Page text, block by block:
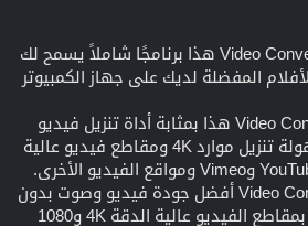
يعد برنامج Video Converter Ultimate هذا برنامجًا شاملاً يسمح لك
المفضلة لديك على جهاز الكمبيوتر
يمكنك أيضًا اعتبار Video Converter هذا بمثابة أداة تنزيل فيديو
بدقة 4K لأنه يمكنه بسهولة تنزيل موارد 4K ومقاطع فيديو عالية
يوفر لك Video Converter Ultimate أفضل جودة فيديو وصوت بدون
فقدان لضمان الاستمتاع بمقاطع الفيديو عالية الدقة 4K و1080